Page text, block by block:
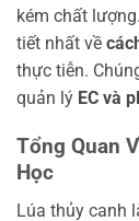
kém chất
tiết nhất về
thực tiễn.
quản lý EC và
Tổng Quan
Học
Lúa thủy canh